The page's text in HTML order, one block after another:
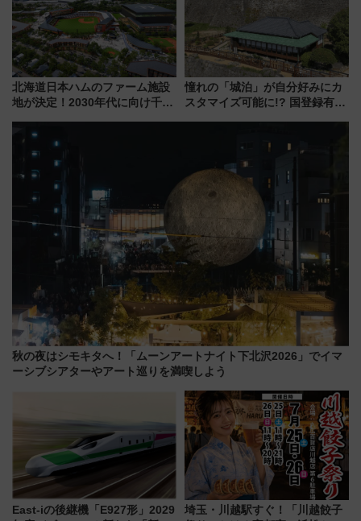
北海道日本ハムのファーム施設
地が決定！2030年代に向け千歳
憧れの「城泊」が自分好みにカ
スタマイズ可能に!? 国登録有形
秋の夜はシモキタへ！「ムーンアートナイト下北沢2026」でイマ
ーシブシアターやアート巡りを満喫しよう
East-iの後継機「E927形」2029
埼玉・川越駅すぐ！「川越餃子